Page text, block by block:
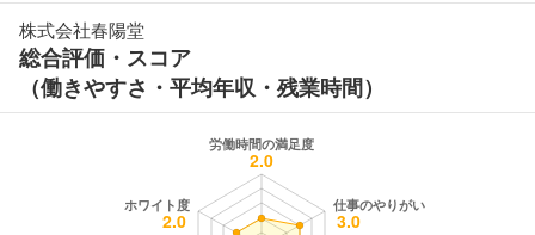
株式会社春陽堂
総合評価・スコア
（働きやすさ・平均年収・残業時間）